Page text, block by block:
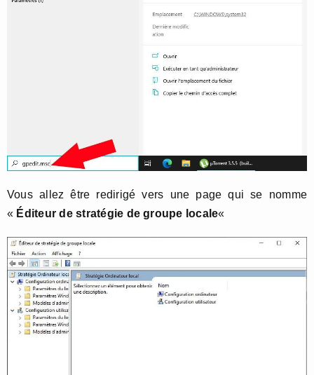
Vous allez être redirigé vers une page qui se nomme
« Éditeur de stratégie de groupe locale«